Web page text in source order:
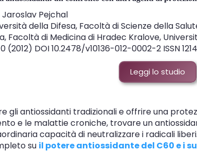
Pejchal
della Difesa, Facoltà di Scienze della
Facoltà di Medicina di Hradec Kralove,
DOI 10.2478/v10136-012-0002-2 ISSN
Leggi lo studio
gli antiossidanti tradizionali e offrire una
e le malattie croniche, trovare un
capacità di neutralizzare i radicali
su il potere antiossidante del C60 e i